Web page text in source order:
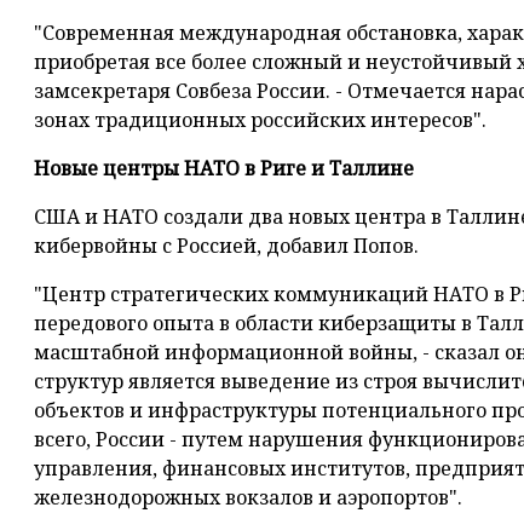
"Современная международная обстановка,
приобретая все более сложный и неустойчивый
замсекретаря Совбеза России. - Отмечается
зонах традиционных российских интересов".
Новые центры НАТО в Риге и Таллине
США и НАТО создали два новых центра в
кибервойны с Россией, добавил Попов.
"Центр стратегических коммуникаций НАТО в
передового опыта в области киберзащиты в
масштабной информационной войны, - сказал
структур является выведение из строя
объектов и инфраструктуры потенциального
всего, России - путем нарушения
управления, финансовых институтов,
железнодорожных вокзалов и аэропортов".